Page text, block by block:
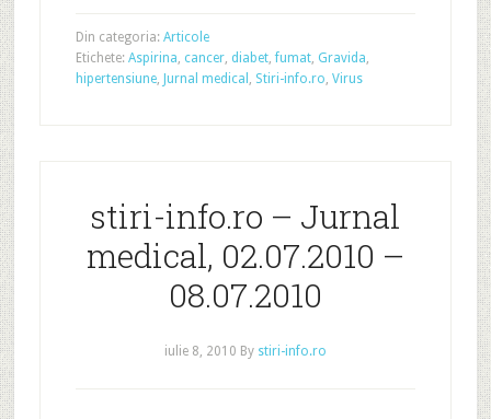
Din categoria: Articole
Etichete: Aspirina, cancer, diabet,fumat, Gravida,
hipertensiune, Jurnal medical , Stiri-info.ro, Virus
stiri-info.ro – Jurnal
medical, 02.07.2010 –
08.07.2010
iulie 8, 2010 By stiri-info.ro